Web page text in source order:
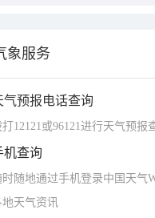
象服务
气预报电话查询
打12121或96121进行天气预报
机查询
时随地通过手机登录中国天气
地天气资讯